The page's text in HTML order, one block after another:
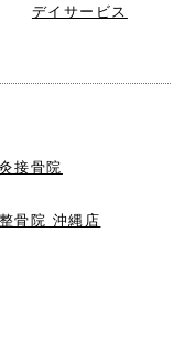
デイサービス
接骨院
骨院 沖縄店